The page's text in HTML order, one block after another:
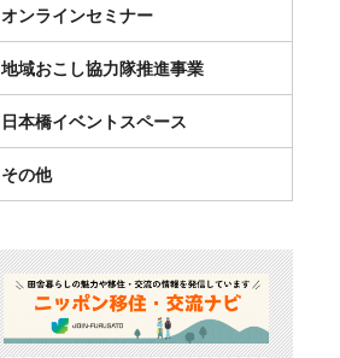
オンラインセミナー
地域おこし協力隊推進事業
日本橋イベントスペース
その他